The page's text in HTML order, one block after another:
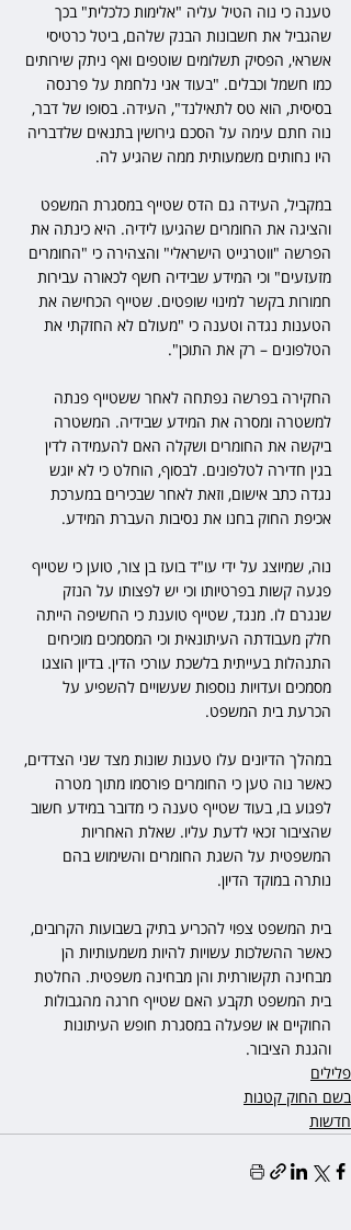
טענה כי נוה הטיל עליה "אלימות כלכלית" בכך
שהגביל את חשבונות הבנק שלהם, ביטל כרטיסי
אשראי, הפסיק תשלומים שוטפים ואף ניתק שירותים
כמו חשמל וכבלים. "בעוד אני נלחמת על פרנסה
בסיסית, הוא טס לתאילנד", העידה. בסופו של דבר,
נוה חתם עימה על הסכם גירושין בתנאים שלדבריה
היו נחותים משמעותית ממה שהגיע לה.
במקביל, העידה גם הדס שטייף במסגרת המשפט
והציגה את החומרים שהגיעו לידיה. היא כינתה את
הפרשה "ווטרגייט הישראלי" והצהירה כי "החומרים
מזעזעים" וכי המידע שבידיה חשף לכאורה עבירות
חמורות בקשר למינוי שופטים. שטייף הכחישה את
הטענות נגדה וטענה כי "מעולם לא החזקתי את
הטלפונים – רק את התוכן".
החקירה בפרשה נפתחה לאחר ששטייף פנתה
למשטרה ומסרה את המידע שבידיה. המשטרה
ביקשה את החומרים ושקלה האם להעמידה לדין
בגין חדירה לטלפונים. לבסוף, הוחלט כי לא יוגש
נגדה כתב אישום, וזאת לאחר שבכירים במערכת
אכיפת החוק בחנו את נסיבות העברת המידע.
נוה, שמיוצג על ידי עו"ד בועז בן צור, טוען כי שטייף
פגעה קשות בפרטיותו וכי יש לפצותו על הנזק
שנגרם לו. מנגד, שטייף טוענת כי החשיפה הייתה
חלק מעבודתה העיתונאית וכי המסמכים מוכיחים
התנהלות בעייתית בלשכת עורכי הדין. בדיון הוצגו
מסמכים ועדויות נוספות שעשויים להשפיע על
הכרעת בית המשפט.
במהלך הדיונים עלו טענות שונות מצד שני הצדדים,
כאשר נוה טען כי החומרים פורסמו מתוך מטרה
לפגוע בו, בעוד שטייף טענה כי מדובר במידע חשוב
שהציבור זכאי לדעת עליו. שאלת האחריות
המשפטית על השגת החומרים והשימוש בהם
נותרה במוקד הדיון.
בית המשפט צפוי להכריע בתיק בשבועות הקרובים,
כאשר ההשלכות עשויות להיות משמעותיות הן
מבחינה תקשורתית והן מבחינה משפטית. החלטת
בית המשפט תקבע האם שטייף חרגה מהגבולות
החוקיים או שפעלה במסגרת חופש העיתונות
והגנת הציבור.
פלילים
בשם החוק קטנות
חדשות